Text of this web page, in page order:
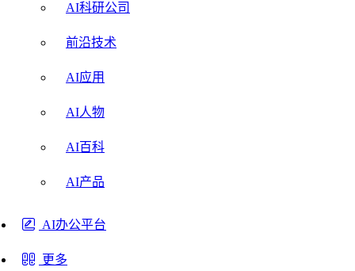
AI科研公司
前沿技术
AI应用
AI人物
AI百科
AI产品
AI办公平台
更多